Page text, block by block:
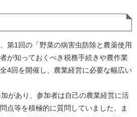
第1回の「野菜の病害虫防除と農薬使用
が知っておくべき税務手続きや農作業
4回を開催し、農業経営に必要な幅広い
があり、参加者は自己の農業経営に活
点等を積極的に質問していました。ま